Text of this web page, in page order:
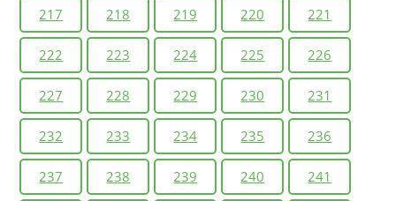
217 218 219 220 221
222 223 224 225 226
227 228 229 230 231
232 233 234 235 236
237 238 239 240 241